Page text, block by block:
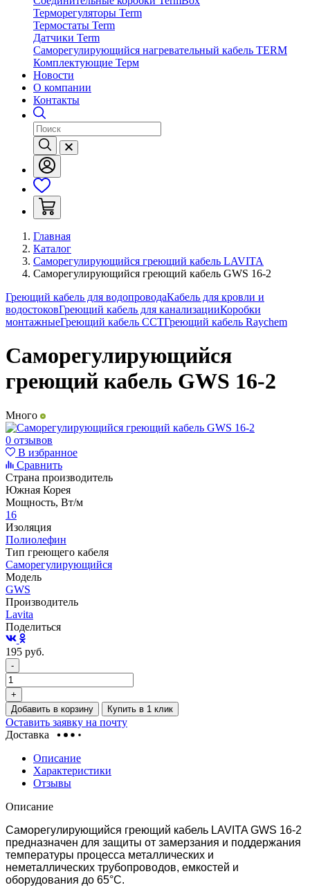
Терморегуляторы Term
Термостаты Term
Датчики Term
Саморегулирующийся нагревательный кабель TERM
Комплектующие Терм
Новости
О компании
Контакты
Главная
Каталог
Саморегулирующийся греющий кабель LAVITA
Саморегулирующийся греющий кабель GWS 16-2
Греющий кабель для водопроводаКабель для кровли и
водостоковГреющий кабель для канализацииКоробки
монтажныеГреющий кабель ССТГреющий кабель Raychem
Саморегулирующийся
греющий кабель GWS 16-2
Много
0 отзывов
В избранное
Сравнить
Страна производитель
Южная Корея
Мощность, Вт/м
16
Изоляция
Полиолефин
Тип греющего кабеля
Саморегулирующийся
Модель
GWS
Производитель
Lavita
Поделиться
195 руб.
-
+
Добавить в корзину
Купить в 1 клик
Оставить заявку на почту
Доставка
Описание
Характеристики
Отзывы
Описание
Саморегулирующийся греющий кабель LAVITA GWS 16-2
предназначен для защиты от замерзания и поддержания
температуры процесса металлических и
неметаллических трубопроводов, емкостей и
оборудования до 65°С.